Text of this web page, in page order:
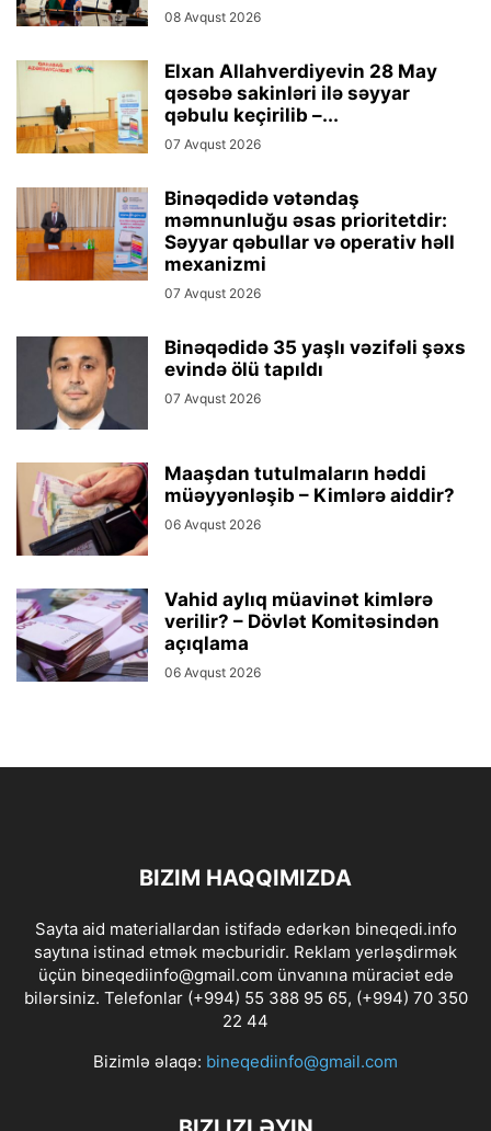
08 Avqust 2026
Elxan Allahverdiyevin 28 May
qəsəbə sakinləri ilə səyyar
qəbulu keçirilib –...
07 Avqust 2026
Binəqədidə vətəndaş
məmnunluğu əsas prioritetdir:
Səyyar qəbullar və operativ həll
mexanizmi
07 Avqust 2026
Binəqədidə 35 yaşlı vəzifəli şəxs
evində ölü tapıldı
07 Avqust 2026
Maaşdan tutulmaların həddi
müəyyənləşib – Kimlərə aiddir?
06 Avqust 2026
Vahid aylıq müavinət kimlərə
verilir? – Dövlət Komitəsindən
açıqlama
06 Avqust 2026
BIZIM HAQQIMIZDA
Sayta aid materiallardan istifadə edərkən bineqedi.info
saytına istinad etmək məcburidir. Reklam yerləşdirmək
üçün bineqediinfo@gmail.com ünvanına müraciət edə
bilərsiniz. Telefonlar (+994) 55 388 95 65, (+994) 70 350
22 44
Bizimlə əlaqə: bineqediinfo@gmail.com